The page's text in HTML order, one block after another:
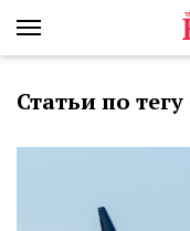
Статьи по